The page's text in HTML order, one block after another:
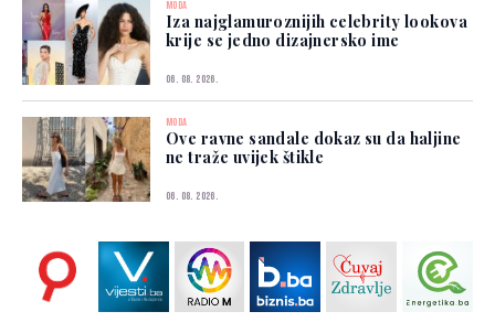
MODA
Iza najglamuroznijih celebrity lookova
krije se jedno dizajnersko ime
06. 08. 2026.
MODA
Ove ravne sandale dokaz su da haljine
ne traže uvijek štikle
06. 08. 2026.